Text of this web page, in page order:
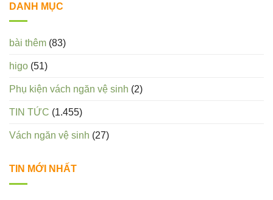
DANH MỤC
bài thêm (83)
higo (51)
Phụ kiện vách ngăn vệ sinh (2)
TIN TỨC (1.455)
Vách ngăn vệ sinh (27)
TIN MỚI NHẤT